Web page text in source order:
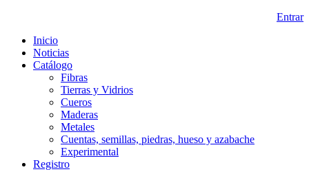
contenido
Entrar
Inicio
Noticias
Catálogo
Fibras
Tierras y Vidrios
Cueros
Maderas
Metales
Cuentas, semillas, piedras, hueso y azabache
Experimental
Registro